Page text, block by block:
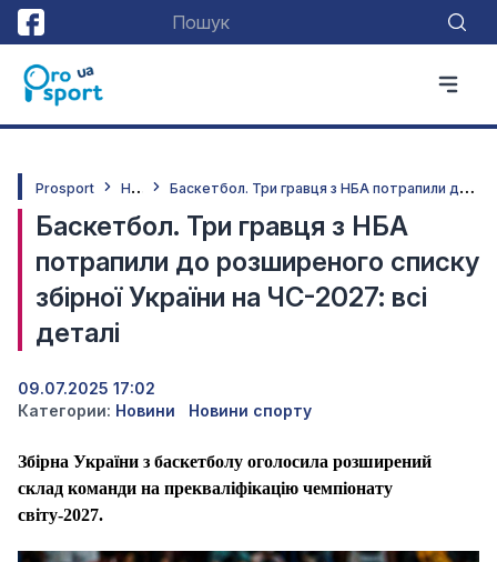
Prosport Н
овини Б
аскетбол. Три гравця з НБА потрапили до розширеного списку збірної України на ЧС-2027: всі деталі
Баскетбол. Три гравця з НБА
потрапили до розширеного списку
збірної України на ЧС-2027: всі
деталі
09.07.2025 17:02
Категории: Новини Новини спорту
Збірна України з баскетболу оголосила розширений
склад команди на прекваліфікацію чемпіонату
світу-2027.